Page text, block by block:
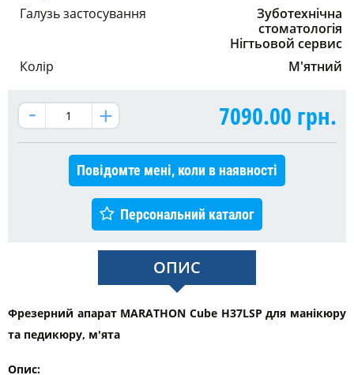
Галузь застосування
Зуботехнічна
стоматологія
Нігтьовой сервис
Колір
М'ятний
7090.00 грн.
Повідомте мені, коли в наявності
Персональний каталог
ОПИС
Фрезерний апарат MARATHON Cube H37LSP для манікюру
та педикюру, м'ята
Опис: